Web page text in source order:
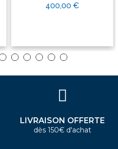
400,00 €
LIVRAISON OFFERTE
dès 150€ d'achat